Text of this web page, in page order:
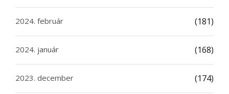
2024. február (181)
2024. január (168)
2023. december (174)